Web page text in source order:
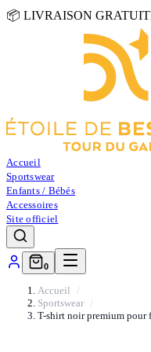
📦 LIVRAISON
Accueil
Sportswear
Enfants / Bébés
Accessoires
Site officiel
0
Accueil
Sportswear
T-shirt noir premium pour